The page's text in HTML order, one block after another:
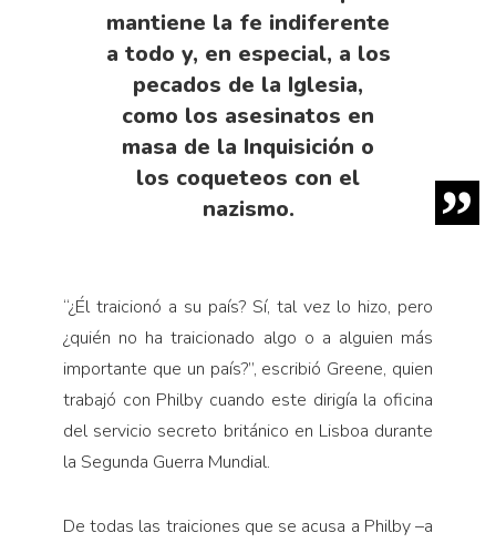
mantiene la fe indiferente
a todo y, en especial, a los
pecados de la Iglesia,
como los asesinatos en
masa de la Inquisición o
los coqueteos con el
nazismo.
“¿Él traicionó a su país? Sí, tal vez lo hizo, pero
¿quién no ha traicionado algo o a alguien más
importante que un país?”, escribió Greene, quien
trabajó con Philby cuando este dirigía la oficina
del servicio secreto británico en Lisboa durante
la Segunda Guerra Mundial.
De todas las traiciones que se acusa a Philby –a